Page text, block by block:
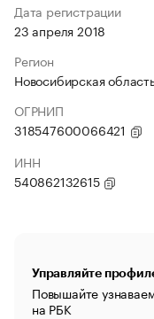
Дата регистрации
23 апреля 2018
Регион
Новосибирская
ОГРНИП
318547600066421
ИНН
540862132615
Управляйте
Повышайте
на РБК